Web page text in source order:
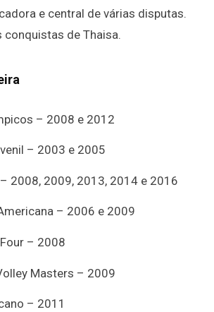
e central de várias disputas.
conquistas de Thaisa.
– 2008 e 2012
– 2003 e 2005
2008, 2009, 2013, 2014 e 2016
– 2006 e 2009
– 2008
Masters – 2009
– 2011